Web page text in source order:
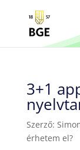
3+1
Szerző:
érhetem el?